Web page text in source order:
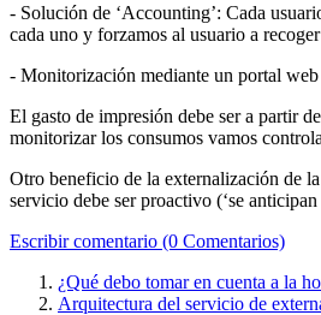
- Solución de ‘Accounting’: Cada
cada uno y forzamos al usuario a
- Monitorización mediante un portal
El gasto de impresión debe ser a partir
monitorizar los consumos vamos
Otro beneficio de la externalización de
servicio debe ser proactivo (‘se
Escribir comentario (0 Comentarios)
¿Qué debo tomar en cuenta a la
Arquitectura del servicio de